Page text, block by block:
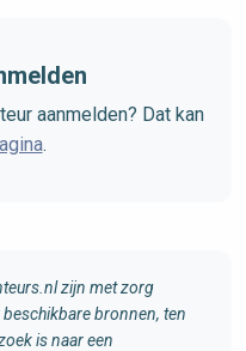
aanmelden? Dat kan
.
zijn met zorg
bronnen, ten
is naar een